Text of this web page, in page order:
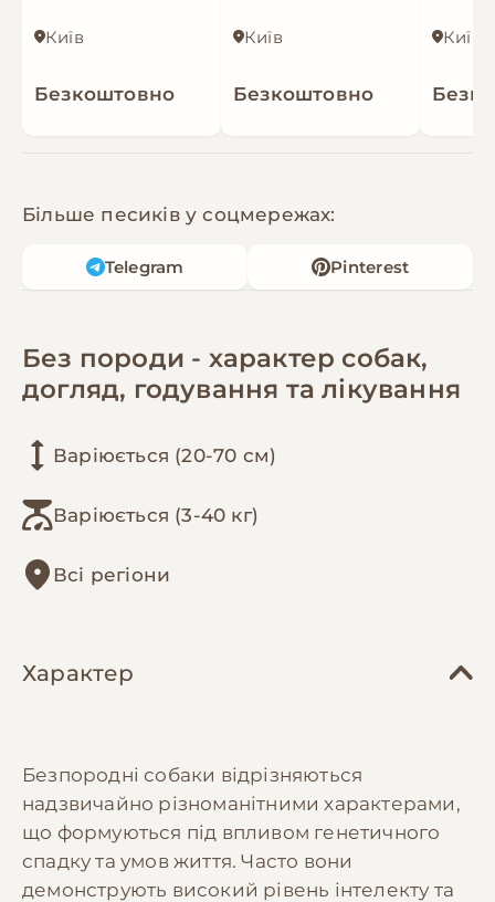
Київ
Безкоштовно
Київ
Безкоштовно
Київ
Більше песиків у соцмережах:
Telegram Pinterest
Без породи - характер собак,
догляд, годування та лікування
Варіюється (20-70 см)
Варіюється (3-40 кг)
Всі регіони
Характер
Безпородні собаки відрізняються
надзвичайно різноманітними характерами,
що формуються під впливом генетичного
спадку та умов життя. Часто вони
демонструють високий рівень інтелекту та